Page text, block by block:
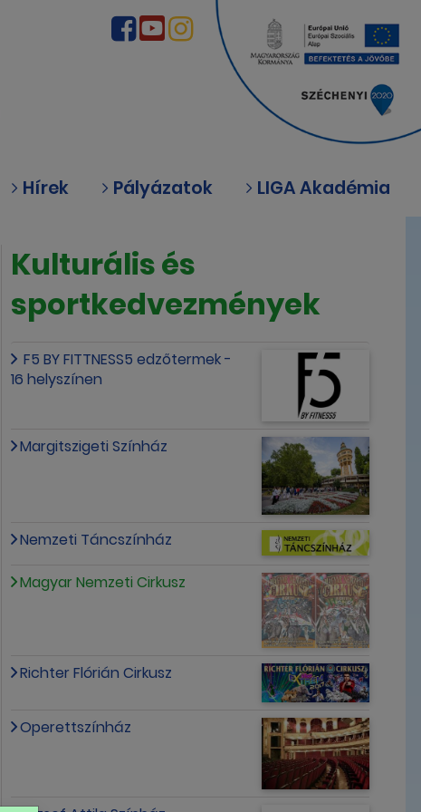
Hírek Pályázatok LIGA Akadémia
Kulturális és
sportkedvezmények
F5 BY FITTNESS5 edzőtermek -
16 helyszínen
Margitszigeti Színház
Nemzeti Táncszínház
Magyar Nemzeti Cirkusz
Richter Flórián Cirkusz
Operettszínház